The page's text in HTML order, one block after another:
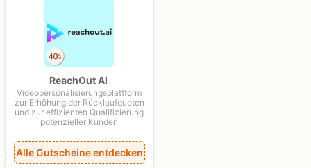
ReachOut AI
Videopersonalisierungsplattform
zur Erhöhung der Rücklaufquoten
und zur effizienten Qualifizierung
potenzieller Kunden
Alle Gutscheine entdecken